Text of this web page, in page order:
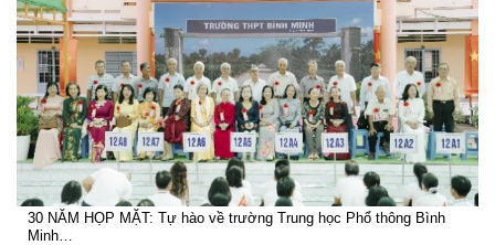
30 NĂM HỌP MẶT: Tự hào về trường Trung học Phổ thông Bình
Minh…